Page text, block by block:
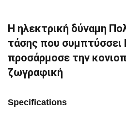
Η ηλεκτρική δύναμη
τάσης που
προσάρμοσε την
ζωγραφική
Specifications